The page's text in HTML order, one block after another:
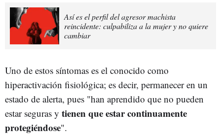
Así es el perfil del agresor machista
reincidente: culpabiliza a la mujer y no quiere
cambiar
Uno de estos síntomas es el conocido como
hiperactivación fisiológica; es decir, permanecer en un
estado de alerta, pues "han aprendido que no pueden
estar seguras y tienen que estar continuamente
protegiéndose".